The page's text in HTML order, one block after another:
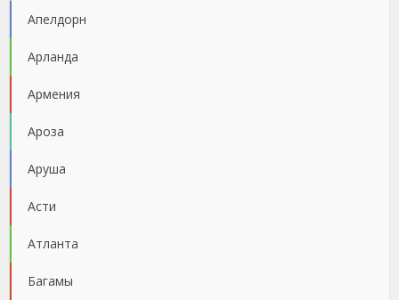
Апелдорн
Арланда
Армения
Ароза
Аруша
Асти
Атланта
Багамы